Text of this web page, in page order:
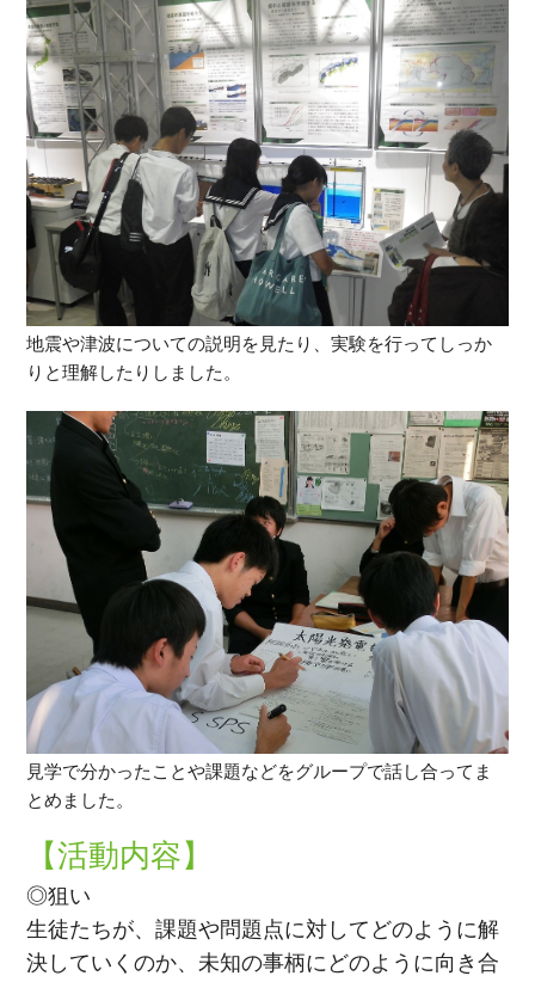
地震や津波についての説明を見たり、実験を行ってしっか
りと理解したりしました。
見学で分かったことや課題などをグループで話し合ってま
とめました。
【活動内容】
◎狙い
生徒たちが、課題や問題点に対してどのように解
決していくのか、未知の事柄にどのように向き合